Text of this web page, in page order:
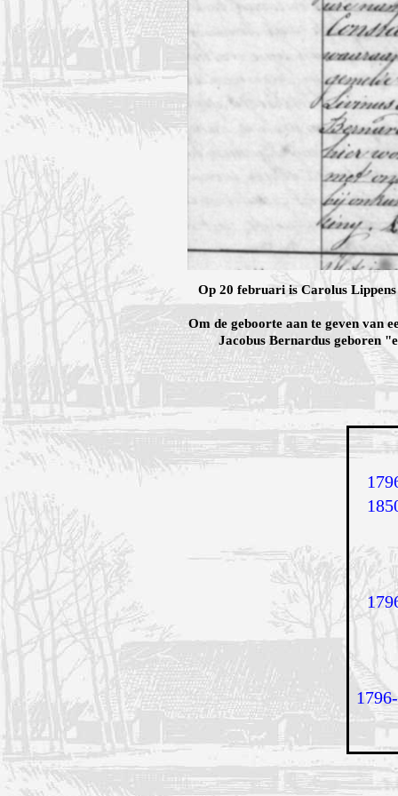
Op 20 februari is Carolus
Om de geboorte aan te geven van
Jacobus Bernardus geboren